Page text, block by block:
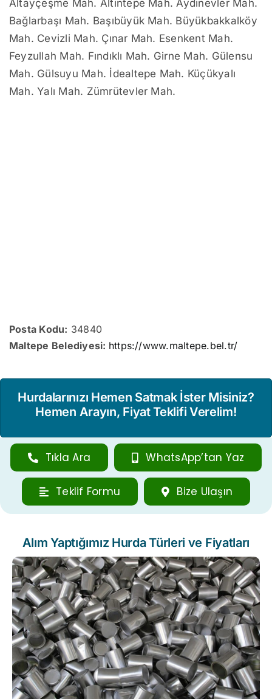
Altayçeşme Mah. Altıntepe Mah. Aydınevler Mah.
Bağlarbaşı Mah. Başıbüyük Mah. Büyükbakkalköy
Mah. Cevizli Mah. Çınar Mah. Esenkent Mah.
Feyzullah Mah. Fındıklı Mah. Girne Mah. Gülensu
Mah. Gülsuyu Mah. İdealtepe Mah. Küçükyalı
Mah. Yalı Mah. Zümrütevler Mah.
Posta Kodu: 34840
Maltepe Belediyesi: https://www.maltepe.bel.tr/
Hurdalarınızı Hemen Satmak İster Misiniz?
Hemen Arayın, Fiyat Teklifi Verelim!
Tıkla Ara WhatsApp’tan Yaz
Teklif Formu Bize Ulaşın
Alım Yaptığımız Hurda Türleri ve Fiyatları